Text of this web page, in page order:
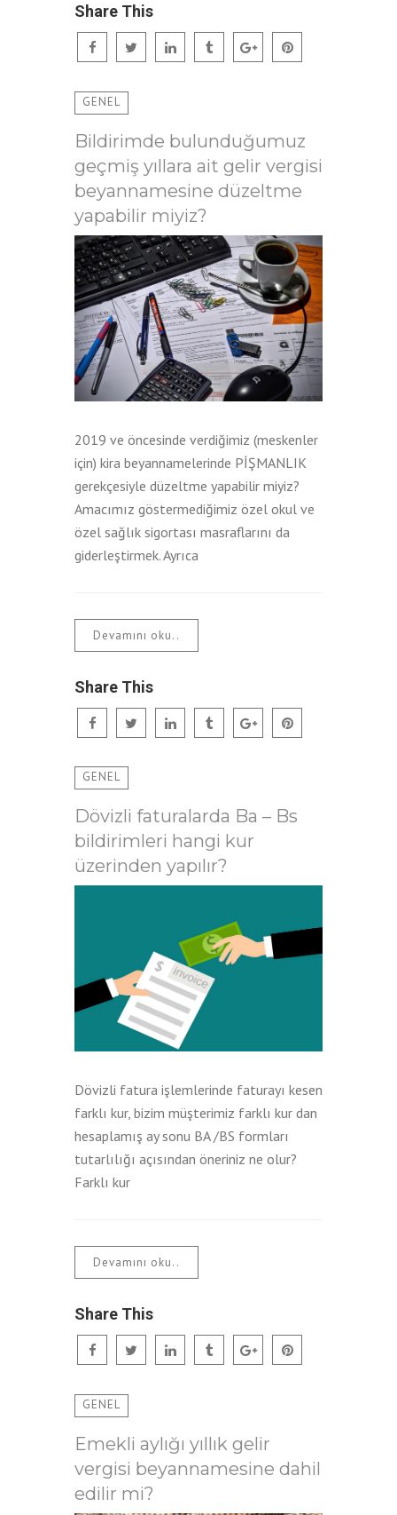
Share This
GENEL
Bildirimde bulunduğumuz
geçmiş yıllara ait gelir vergisi
beyannamesine düzeltme
yapabilir miyiz?
2019 ve öncesinde verdiğimiz (meskenler
için) kira beyannamelerinde PİŞMANLIK
gerekçesiyle düzeltme yapabilir miyiz?
Amacımız göstermediğimiz özel okul ve
özel sağlık sigortası masraflarını da
giderleştirmek. Ayrıca
Devamını oku..
Share This
GENEL
Dövizli faturalarda Ba – Bs
bildirimleri hangi kur
üzerinden yapılır?
Dövizli fatura işlemlerinde faturayı kesen
farklı kur, bizim müşterimiz farklı kur dan
hesaplamış ay sonu BA /BS formları
tutarlılığı açısından öneriniz ne olur?
Farklı kur
Devamını oku..
Share This
GENEL
Emekli aylığı yıllık gelir
vergisi beyannamesine dahil
edilir mi?